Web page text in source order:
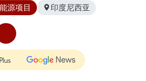
源项目 印度尼西亚